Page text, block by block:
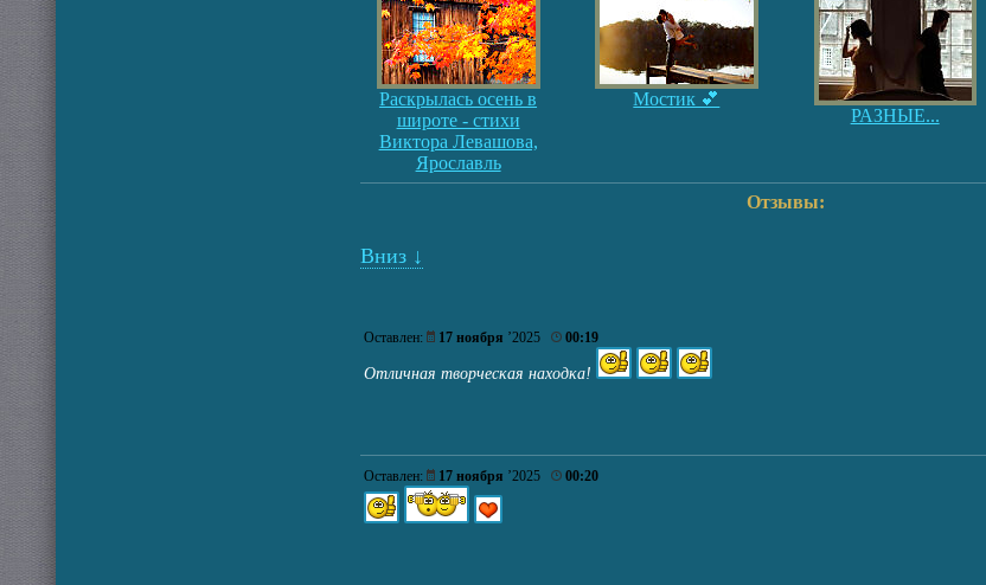
Раскрылась осень в
широте - стихи
Виктора Левашова,
Ярославль
Мостик 💕
РАЗНЫЕ...
Отзывы:
Вниз ↓
Оставлен: 17 ноября ’2025 00:19
Отличная творческая находка!
Оставлен: 17 ноября ’2025 00:20